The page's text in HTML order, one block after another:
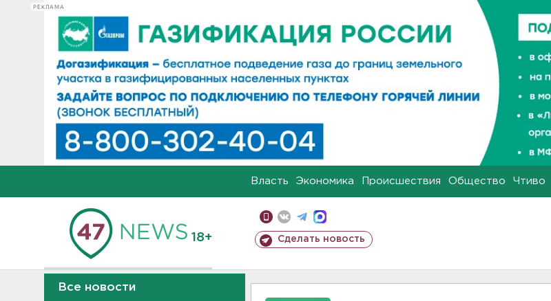
РЕКЛАМА
Власть Экономика Происшествия Общество Чтиво
18+ Сделать новость
Все новости